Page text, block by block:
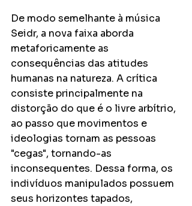
De modo semelhante à música
Seidr, a nova faixa aborda
metaforicamente as
consequências das atitudes
humanas na natureza. A crítica
consiste principalmente na
distorção do que é o livre arbítrio,
ao passo que movimentos e
ideologias tornam as pessoas
"cegas", tornando-as
inconsequentes. Dessa forma, os
indivíduos manipulados possuem
seus horizontes tapados,